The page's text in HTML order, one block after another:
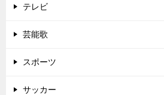
テレビ
芸能歌
スポーツ
サッカー